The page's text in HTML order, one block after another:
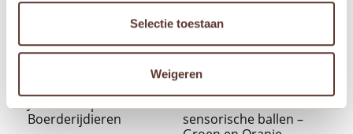
Selectie toestaan
Weigeren
Janod Voelpuzzel –
Boerderijdieren
Little L – Set van 2
sensorische ballen –